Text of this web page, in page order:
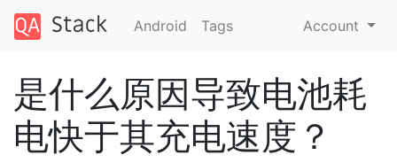
Android Tags Account
是什么原因导致电池耗
电快于其充电速度？